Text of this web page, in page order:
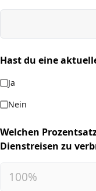
Hast du eine
(required)
Ja
Nein
Welchen
Dienstreisen zu
(required)